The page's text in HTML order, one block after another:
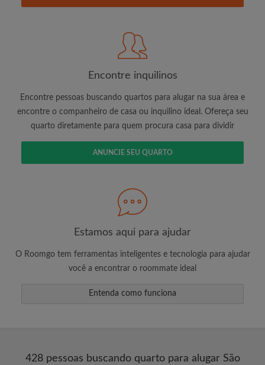
Receba alertas de novos quartos ou novas
Solicite ilimitadas visitas aos quartos
Compartilhe seu perfil para aumentar suas
Encontre inquilinos
Encontre pessoas buscando quartos para alugar na sua área e
encontre o companheiro de casa ou inquilino ideal. Ofereça seu
quarto diretamente para quem procura casa para dividir
ANUNCIE SEU QUARTO
Estamos aqui para ajudar
O Roomgo tem ferramentas inteligentes e tecnologia para ajudar
você a encontrar o roommate ideal
Entenda como funciona
428 pessoas buscando quarto para alugar São